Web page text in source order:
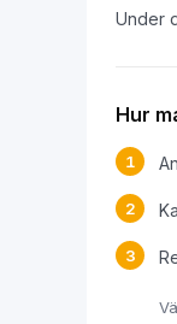
Under
Hur
1
2
3